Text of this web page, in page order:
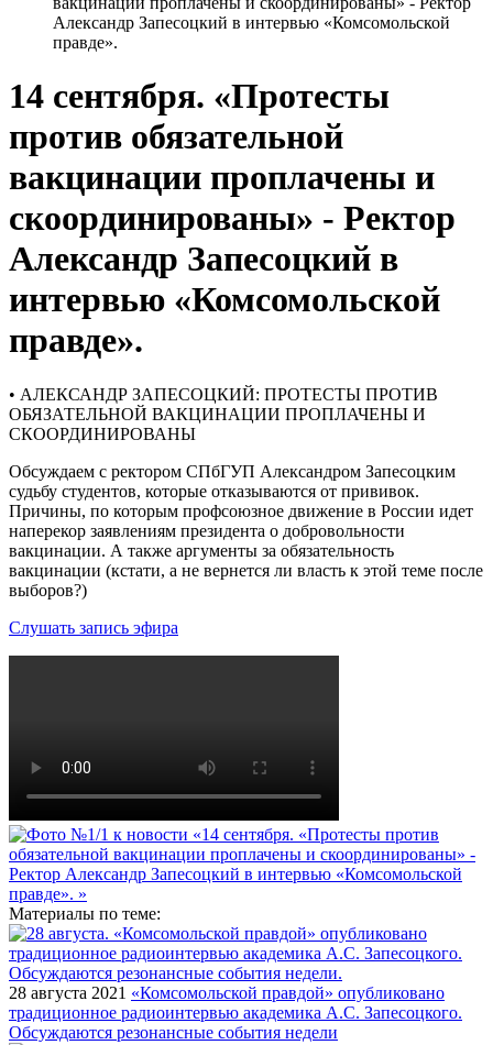
Александр Запесоцкий в интервью «Комсомольской
правде».
14 сентября. «Протесты
против обязательной
вакцинации проплачены и
скоординированы» - Ректор
Александр Запесоцкий в
интервью «Комсомольской
правде».
• АЛЕКСАНДР ЗАПЕСОЦКИЙ: ПРОТЕСТЫ ПРОТИВ
ОБЯЗАТЕЛЬНОЙ ВАКЦИНАЦИИ ПРОПЛАЧЕНЫ И
СКООРДИНИРОВАНЫ
Обсуждаем с ректором СПбГУП Александром Запесоцким
судьбу студентов, которые отказываются от прививок.
Причины, по которым профсоюзное движение в России идет
наперекор заявлениям президента о добровольности
вакцинации. А также аргументы за обязательность
вакцинации (кстати, а не вернется ли власть к этой теме после
выборов?)
Слушать запись эфира
Материалы по теме:
28 августа 2021 «Комсомольской правдой» опубликовано
традиционное радиоинтервью академика А.С. Запесоцкого.
Обсуждаются резонансные события недели